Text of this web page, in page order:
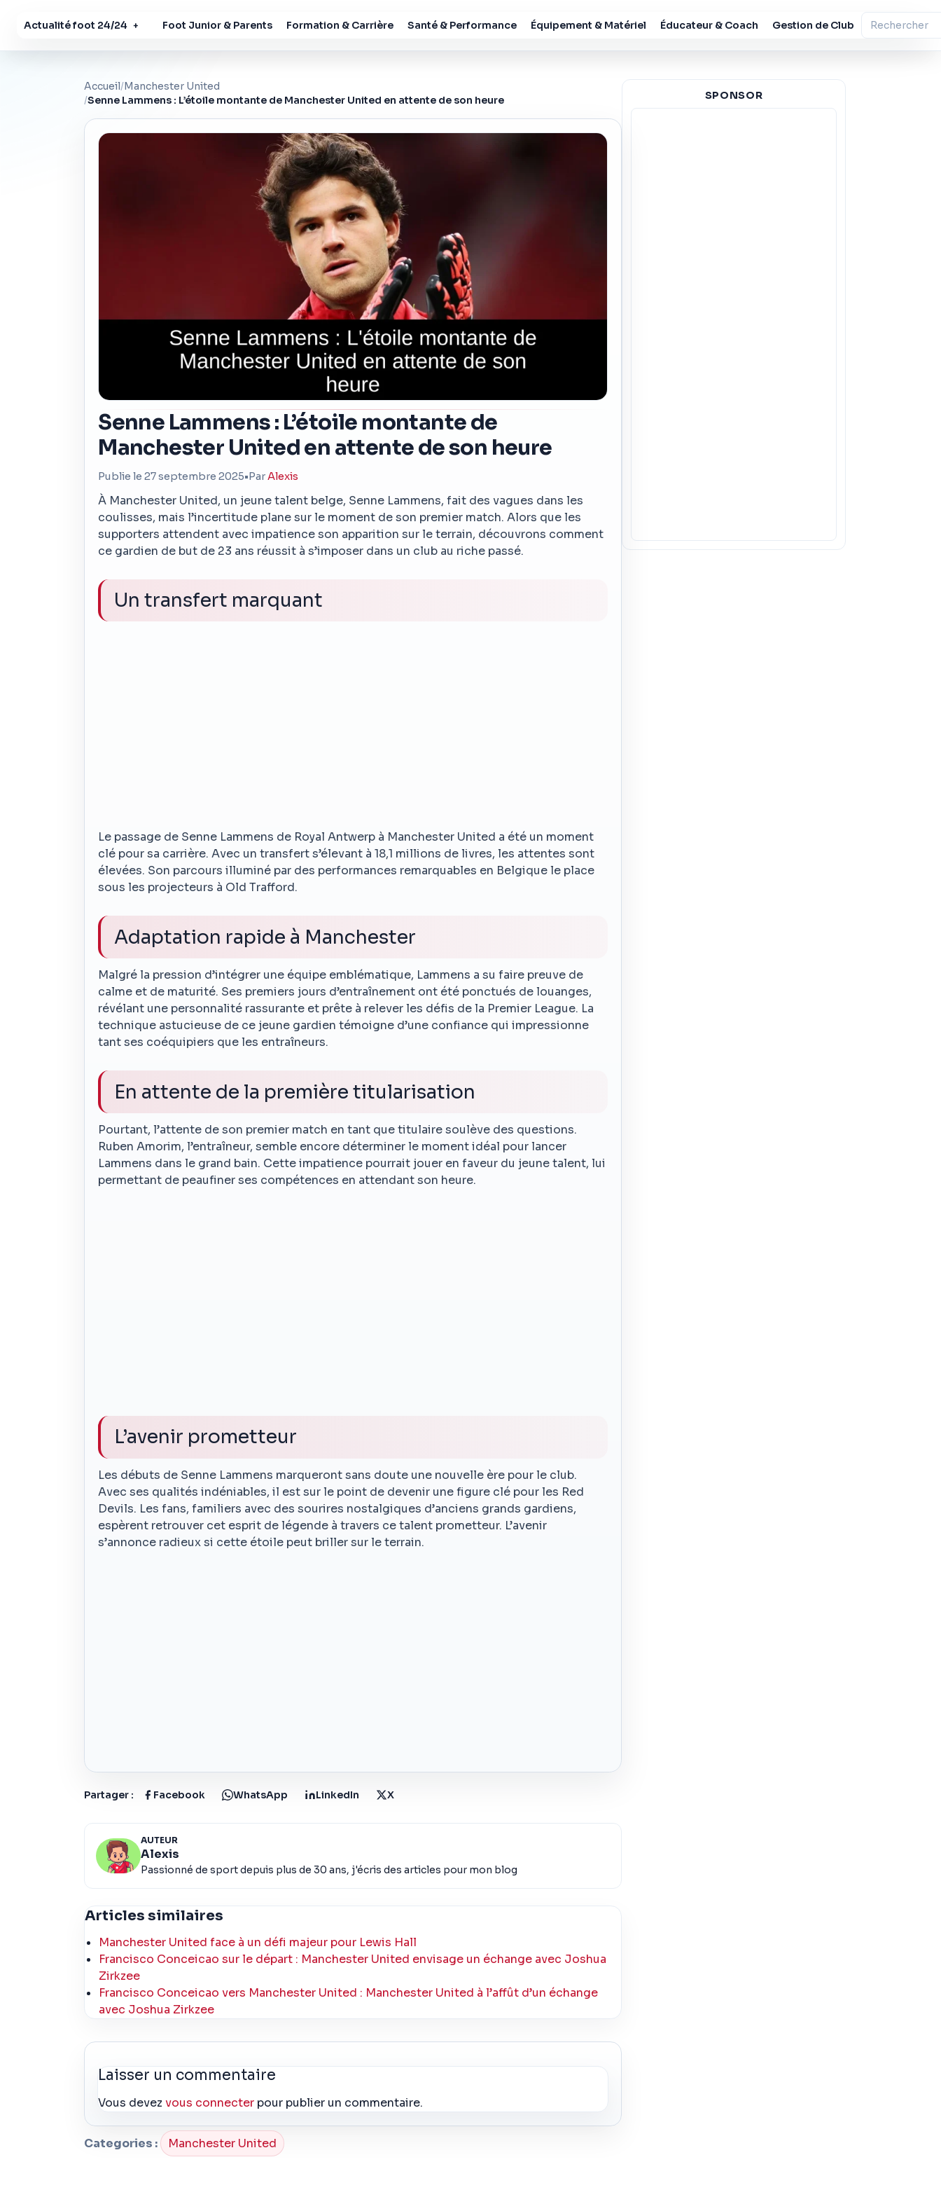
Actualité foot 24/24 + Foot Junior & Parents Formation & Carrière Santé & Performance Équipement & Matériel Éducateur & Coach Gestion de Club
Accueil/Manchester United
/Senne Lammens : L’étoile montante de Manchester United en attente de son heure
Senne Lammens : L’étoile montante de
Manchester United en attente de son heure
Publie le 27 septembre 2025•ParAlexis
À Manchester United, un jeune talent belge, Senne Lammens, fait des vagues dans les
coulisses, mais l’incertitude plane sur le moment de son premier match. Alors que les
supporters attendent avec impatience son apparition sur le terrain, découvrons comment
ce gardien de but de 23 ans réussit à s’imposer dans un club au riche passé.
Un transfert marquant
Le passage de Senne Lammens de Royal Antwerp à Manchester United a été un moment
clé pour sa carrière. Avec un transfert s’élevant à 18,1 millions de livres, les attentes sont
élevées. Son parcours illuminé par des performances remarquables en Belgique le place
sous les projecteurs à Old Trafford.
Adaptation rapide à Manchester
Malgré la pression d’intégrer une équipe emblématique, Lammens a su faire preuve de
calme et de maturité. Ses premiers jours d’entraînement ont été ponctués de louanges,
révélant une personnalité rassurante et prête à relever les défis de la Premier League. La
technique astucieuse de ce jeune gardien témoigne d’une confiance qui impressionne
tant ses coéquipiers que les entraîneurs.
En attente de la première titularisation
Pourtant, l’attente de son premier match en tant que titulaire soulève des questions.
Ruben Amorim, l’entraîneur, semble encore déterminer le moment idéal pour lancer
Lammens dans le grand bain. Cette impatience pourrait jouer en faveur du jeune talent, lui
permettant de peaufiner ses compétences en attendant son heure.
L’avenir prometteur
Les débuts de Senne Lammens marqueront sans doute une nouvelle ère pour le club.
Avec ses qualités indéniables, il est sur le point de devenir une figure clé pour les Red
Devils. Les fans, familiers avec des sourires nostalgiques d’anciens grands gardiens,
espèrent retrouver cet esprit de légende à travers ce talent prometteur. L’avenir
s’annonce radieux si cette étoile peut briller sur le terrain.
Partager : Facebook WhatsApp LinkedIn X
AUTEUR
Alexis
Passionné de sport depuis plus de 30 ans, j'écris des articles pour mon blog
Articles similaires
Manchester United face à un défi majeur pour Lewis Hall
Francisco Conceicao sur le départ : Manchester United envisage un échange avec Joshua
Zirkzee
Francisco Conceicao vers Manchester United : Manchester United à l’affût d’un échange
avec Joshua Zirkzee
Laisser un commentaire
Vous devezvous connecter pour publier un commentaire.
Categories : Manchester United
SPONSOR